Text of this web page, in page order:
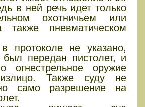
в ней речь идет только
охотничьем или
пневматическом
протоколе не указано,
передан пистолет, и
огнестрельное оружие
Также суду не
само разрешение на